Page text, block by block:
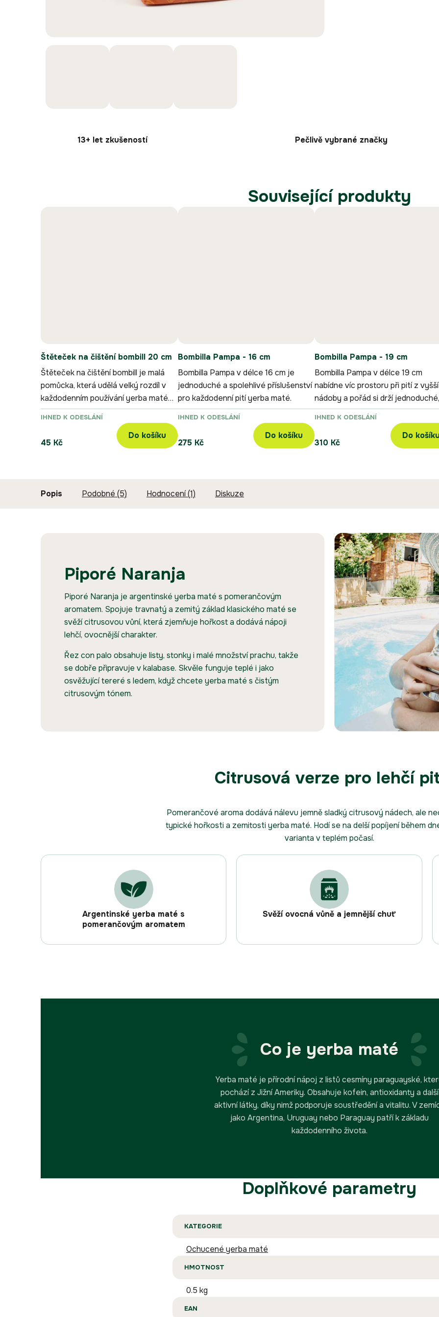
13+ let zkušeností Pečlivě vybrané značky
Související produkty
Štěteček na čištění bombill 20 cm
Štěteček na čištění bombill je malá
pomůcka, která udělá velký rozdíl v
každodenním používání yerba maté
příslušenství.
IHNED K ODESLÁNÍ
45 Kč
Do košíku
Bombilla Pampa - 16 cm
Bombilla Pampa v délce 16 cm je
jednoduché a spolehlivé příslušenství
pro každodenní pití yerba maté.
IHNED K ODESLÁNÍ
275 Kč
Do košíku
Bombilla Pampa - 19 cm
Bombilla Pampa v délce 19 cm
nabídne víc prostoru při pití z vyšší
nádoby a pořád si drží jednoduché,
praktické provedení.
IHNED K ODESLÁNÍ
310 Kč
Do
Popis Podobné (5) Hodnocení (1) Diskuze
Piporé Naranja
Piporé Naranja je argentinské yerba maté s pomerančovým
aromatem. Spojuje travnatý a zemitý základ klasického maté se
svěží citrusovou vůní, která zjemňuje hořkost a dodává nápoji
lehčí, ovocnější charakter.
Řez con palo obsahuje listy, stonky i malé množství prachu, takže
se dobře připravuje v kalabase. Skvěle funguje teplé i jako
osvěžující tereré s ledem, když chcete yerba maté s čistým
citrusovým tónem.
Citrusová verze pro lehčí
Pomerančové aroma dodává nálevu jemně sladký citrusový nádech, ale
typické hořkosti a zemitosti yerba maté. Hodí se na delší popíjení během
varianta v teplém počasí.
Argentinské yerba maté s
pomerančovým aromatem
Svěží ovocná vůně a jemnější chuť
Co je yerba maté
Yerba maté je přírodní nápoj z listů cesmíny paraguayské,
pochází z Jižní Ameriky. Obsahuje kofein, antioxidanty a další
aktivní látky, díky nimž podporuje soustředění a vitalitu. V
jako Argentina, Uruguay nebo Paraguay patří k základu
každodenního života.
Doplňkové parametry
KATEGORIE
Ochucené yerba maté
HMOTNOST
0.5 kg
EAN